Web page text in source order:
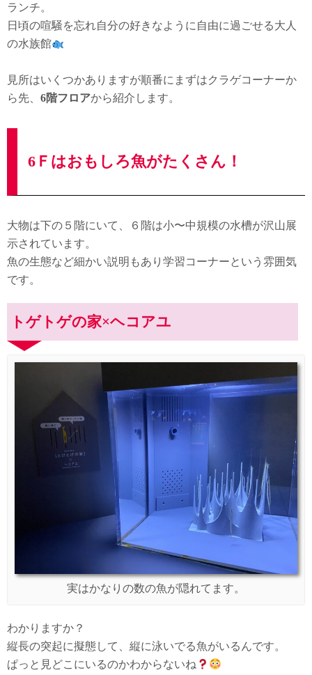
ランチ。
日頃の喧騒を忘れ自分の好きなように自由に過ごせる大人
の水族館
見所はいくつかありますが順番にまずはクラゲコーナーか
ら先、 6階フロアから紹介します。
6Ｆはおもしろ魚がたくさん！
大物は下の５階にいて、６階は小〜中規模の水槽が沢山展
示されています。
魚の生態など細かい説明もあり学習コーナーという雰囲気
です。
トゲトゲの家×ヘコアユ
実はかなりの数の魚が隠れてます。
わかりますか？
縦長の突起に擬態して、縦に泳いでる魚がいるんです。
ぱっと見どこにいるのかわからないね